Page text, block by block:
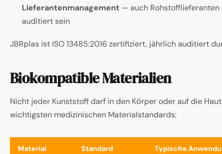
Lieferantenmanagement — auch Rohstofflieferanten
auditiert sein
JBRplas ist ISO 13485:2016 zertifiziert, jährlich auditiert
Biokompatible Materialien
Nicht jeder Kunststoff darf in den Körper oder auf die
wichtigsten medizinischen Materialstandards:
Material Standard Typische